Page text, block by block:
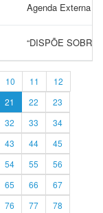
Agenda Externa
“DISPÕE
10 11
12
21 22
23
32 33
34
43 44
45
54 55
56
65 66
67
76 77 78